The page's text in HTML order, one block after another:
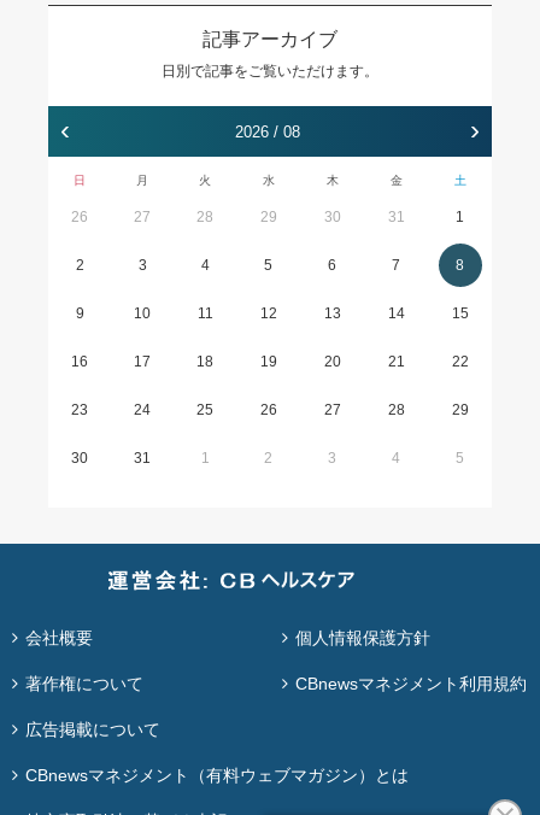
記事アーカイブ
日別で記事をご覧いただけます。
‹ 2026 / 08 ›
日 月 火 水 木 金 土
26 27 28 29 30 31 1
2 3 4 5 6 7 8
9 10 11 12 13 14 15
16 17 18 19 20 21 22
23 24 25 26 27 28 29
30 31 1 2 3 4 5
会社概要 個人情報保護方針
著作権について CBnewsマネジメント利用規約
広告掲載について
CBnewsマネジメント（有料ウェブマガジン）とは